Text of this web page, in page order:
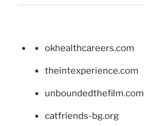
okhealthcareers.com
theintexperience.com
unboundedthefilm.com
catfriends-bg.org